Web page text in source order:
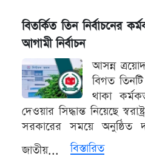
বিতর্কিত তিন নির্বাচনের
আগামী নির্বাচন
আসন্ন
বিগত তিনটি
থাকা
দেওয়ার সিদ্ধান্ত নিয়েছে
সরকারের সময়ে
জাতীয়...
বিস্তারিত